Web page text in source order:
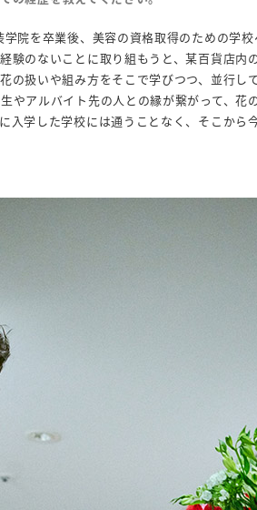
学院を卒業後、美容の資格取得のための学
験のないことに取り組もうと、某百貨店内
の扱いや組み方をそこで学びつつ、並行し
やアルバイト先の人との縁が繋がって、花
入学した学校には通うことなく、そこから